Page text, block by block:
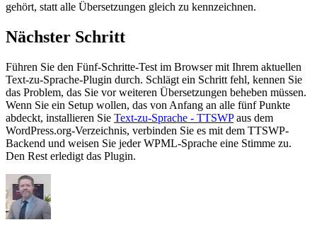
gehört, statt alle Übersetzungen gleich zu kennzeichnen.
Nächster Schritt
Führen Sie den Fünf-Schritte-Test im Browser mit Ihrem aktuellen
Text-zu-Sprache-Plugin durch. Schlägt ein Schritt fehl, kennen Sie
das Problem, das Sie vor weiteren Übersetzungen beheben müssen.
Wenn Sie ein Setup wollen, das von Anfang an alle fünf Punkte
abdeckt, installieren Sie Text-zu-Sprache - TTSWPaus dem
WordPress.org-Verzeichnis, verbinden Sie es mit dem TTSWP-
Backend und weisen Sie jeder WPML-Sprache eine Stimme zu.
Den Rest erledigt das Plugin.